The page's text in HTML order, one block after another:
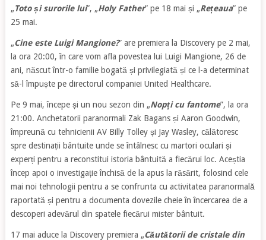
„Toto și surorile lui”, „Holy Father” pe 18 mai și „Rețeaua” pe
25 mai.
„Cine este Luigi Mangione?” are premiera la Discovery pe 2 mai,
la ora 20:00, în care vom afla povestea lui Luigi Mangione, 26 de
ani, născut într-o familie bogată și privilegiată și ce l-a determinat
să-l împuște pe directorul companiei United Healthcare.
Pe 9 mai, începe și un nou sezon din „Nopți cu fantome”, la ora
21:00. Anchetatorii paranormali Zak Bagans și Aaron Goodwin,
împreună cu tehnicienii AV Billy Tolley și Jay Wasley, călătoresc
spre destinații bântuite unde se întâlnesc cu martori oculari și
experți pentru a reconstitui istoria bântuită a fiecărui loc. Aceștia
încep apoi o investigație închisă de la apus la răsărit, folosind cele
mai noi tehnologii pentru a se confrunta cu activitatea paranormală
raportată și pentru a documenta dovezile cheie în încercarea de a
descoperi adevărul din spatele fiecărui mister bântuit.
17 mai aduce la Discovery premiera „Căutătorii de cristale din